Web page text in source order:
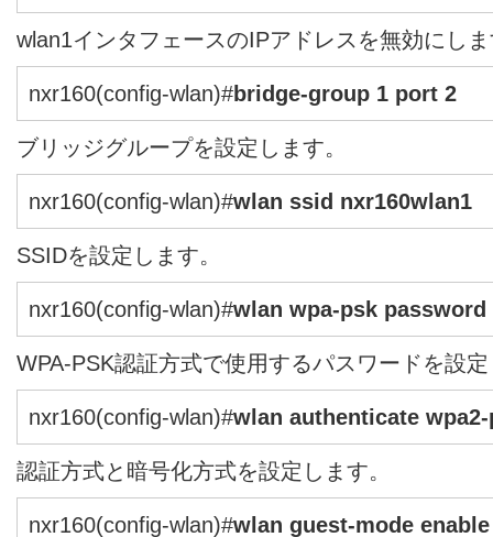
wlan1インタフェースのIPアドレスを無効にし
nxr160(config-wlan)#bridge-group 1 port 2
ブリッジグループを設定します。
nxr160(config-wlan)#wlan ssid nxr160wlan1
SSIDを設定します。
nxr160(config-wlan)#wlan wpa-psk password
WPA-PSK認証方式で使用するパスワードを設
nxr160(config-wlan)#wlan authenticate
認証方式と暗号化方式を設定します。
nxr160(config-wlan)#wlan guest-mode enable